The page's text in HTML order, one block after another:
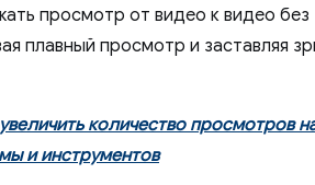
просмотр от видео к видео без
плавный просмотр и заставляя
количество просмотров
и инструментов